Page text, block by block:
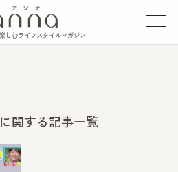
しむライフスタイルマガジン
関する記事一覧